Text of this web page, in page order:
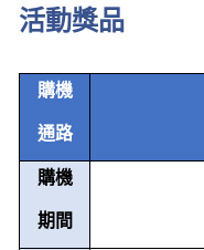
活動獎品
購機
通路
購機
期間